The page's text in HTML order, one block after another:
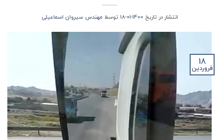
انتشار در تاریخ 1400-01-18 توسط مهندس سیروان اسماعیلی
18
فروردین